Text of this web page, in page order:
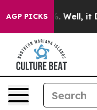
AGP PICKS
40%. Well, it Didn’t